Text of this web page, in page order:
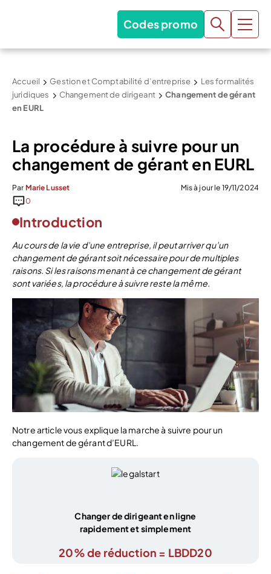
Codes promo
Accueil Gestion et Comptabilité d’entreprise
Les formalités
juridiques
Changement de dirigeant
Changement de gérant
en EURL
La procédure à suivre pour un
changement de gérant en EURL
Par Marie Lusset
Mis à jour le 19/11/2024
0
Introduction
Au cours de la vie d’une entreprise, il peut arriver qu’un
changement de gérant soit nécessaire pour de multiples
raisons. Si les raisons menant à ce changement de gérant
sont variées, la procédure à suivre reste la même.
Notre article vous explique la marche à suivre pour un
changement de gérant d’EURL.
Changer de dirigeant en ligne
rapidement et simplement
20% de réduction = LBDD20